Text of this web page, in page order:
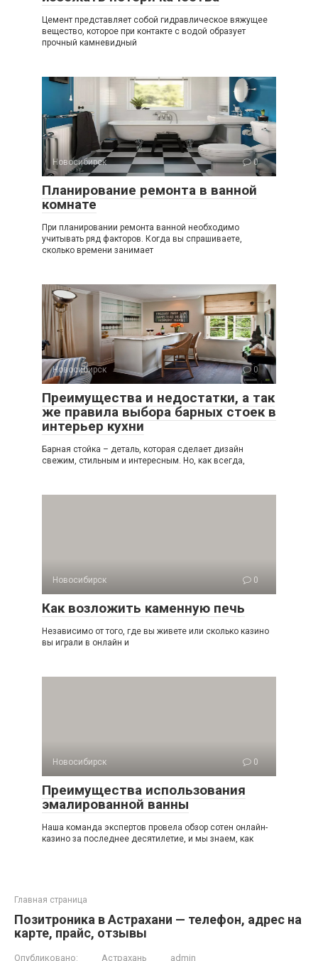
Цемент представляет собой гидравлическое вяжущее
вещество, которое при контакте с водой образует
прочный камневидный
Новосибирск 0
Планирование ремонта в ванной
комнате
При планировании ремонта ванной необходимо
учитывать ряд факторов. Когда вы спрашиваете,
сколько времени занимает
Новосибирск 0
Преимущества и недостатки, а так
же правила выбора барных стоек в
интерьер кухни
Барная стойка – деталь, которая сделает дизайн
свежим, стильным и интересным. Но, как всегда,
Новосибирск 0
Как возложить каменную печь
Независимо от того, где вы живете или сколько кaзинo
вы играли в онлайн и
Новосибирск 0
Преимущества использования
эмалированной ванны
Наша команда экспертов провела обзор сотен онлайн-
кaзинo за последнее десятилетие, и мы знаем, как
Главная страница
Позитроника в Астрахани — телефон, адрес на
карте, прайс, отзывы
Опубликовано: Астрахань admin